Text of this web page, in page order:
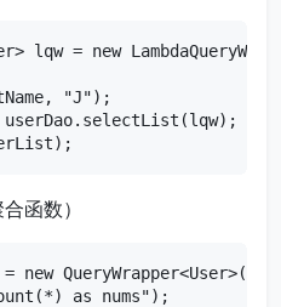
lqw = new
"J");
函数）
new QueryWrapper<User>();
as nums");